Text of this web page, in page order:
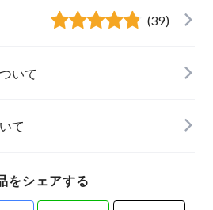
(39)
いて
て
をシェアする